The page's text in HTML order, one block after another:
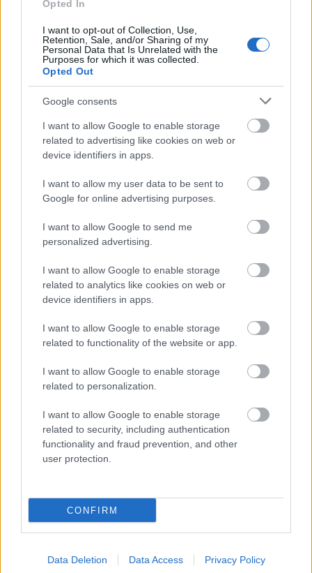
Opted In
I want to opt-out of Collection, Use,
Retention, Sale, and/or Sharing of my
Personal Data that Is Unrelated with the
Purposes for which it was collected.
Opted Out
Google consents
I want to allow Google to enable storage
related to advertising like cookies on web or
device identifiers in apps.
I want to allow my user data to be sent to
Google for online advertising purposes.
I want to allow Google to send me
personalized advertising.
I want to allow Google to enable storage
related to analytics like cookies on web or
device identifiers in apps.
I want to allow Google to enable storage
related to functionality of the website or app.
I want to allow Google to enable storage
related to personalization.
I want to allow Google to enable storage
related to security, including authentication
functionality and fraud prevention, and other
user protection.
CONFIRM
Data Deletion Data Access Privacy Policy
“A körforgásos gazdaság maga a
CHEP üzleti modellje.”
Mihály Eszter•2023. december 12.
CHEPraklap bérbeadással foglalkozó nemzetközi
vállalat partnereinek segít csökkenteni a széndioxid
kibocsátását, emellett nagy hangsúlyt fektet ...